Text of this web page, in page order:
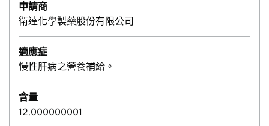
申請商
衛達化學製藥股份有限公司
適應症
慢性肝病之營養補給。
含量
12.000000001